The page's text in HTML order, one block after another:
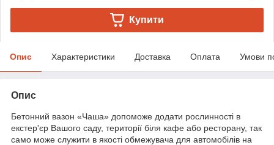
Купити
Опис Характеристики Доставка Оплата Умови
Опис
Бетонний вазон «Чаша» допоможе додати рослинності в
екстер'єр Вашого саду, території біля кафе або ресторану, так
само може служити в якості обмежувача для автомобілів на